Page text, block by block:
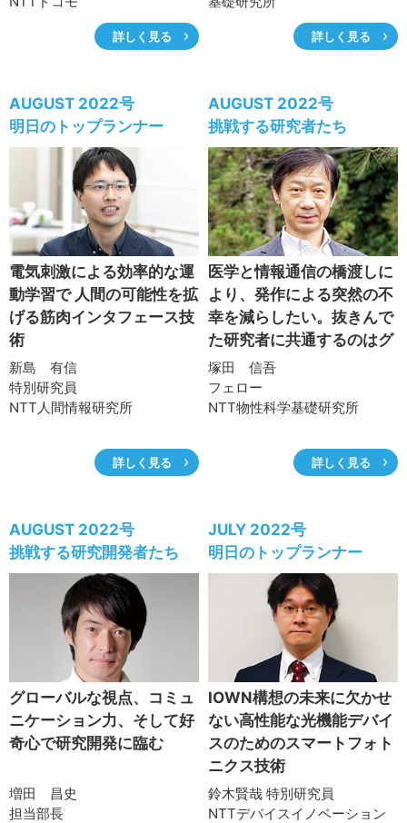
詳しく見る
NTT社会情報研究所
NTT人間情報研究所詳しく見る
AUGUST 2022号
明日のトップランナー
電気刺激による効率的な運
動学習で 人間の可能性を拡
げる筋肉インタフェース技
術
新島 有信
特別研究員
NTT人間情報研究所
詳しく見る
AUGUST 2022号
挑戦する研究者たち
医学と情報通信の橋渡しに
より、発作による突然の不
幸を減らしたい。抜きんで
た研究者に共通するのはグ
ッド・コミュニケータであ
る
塚田 信吾
フェロー
NTT物性科学基礎研究所
詳しく見る
AUGUST 2022号
挑戦する研究開発者たち
グローバルな視点、コミュ
ニケーション力、そして好
奇心で研究開発に臨む
増田 昌史
担当部長
JULY 2022号
明日のトップランナー
IOWN構想の未来に欠かせ
ない高性能な光機能デバイ
スのためのスマートフォト
ニクス技術
鈴木賢哉 特別研究員
NTTデバイスイノベーション